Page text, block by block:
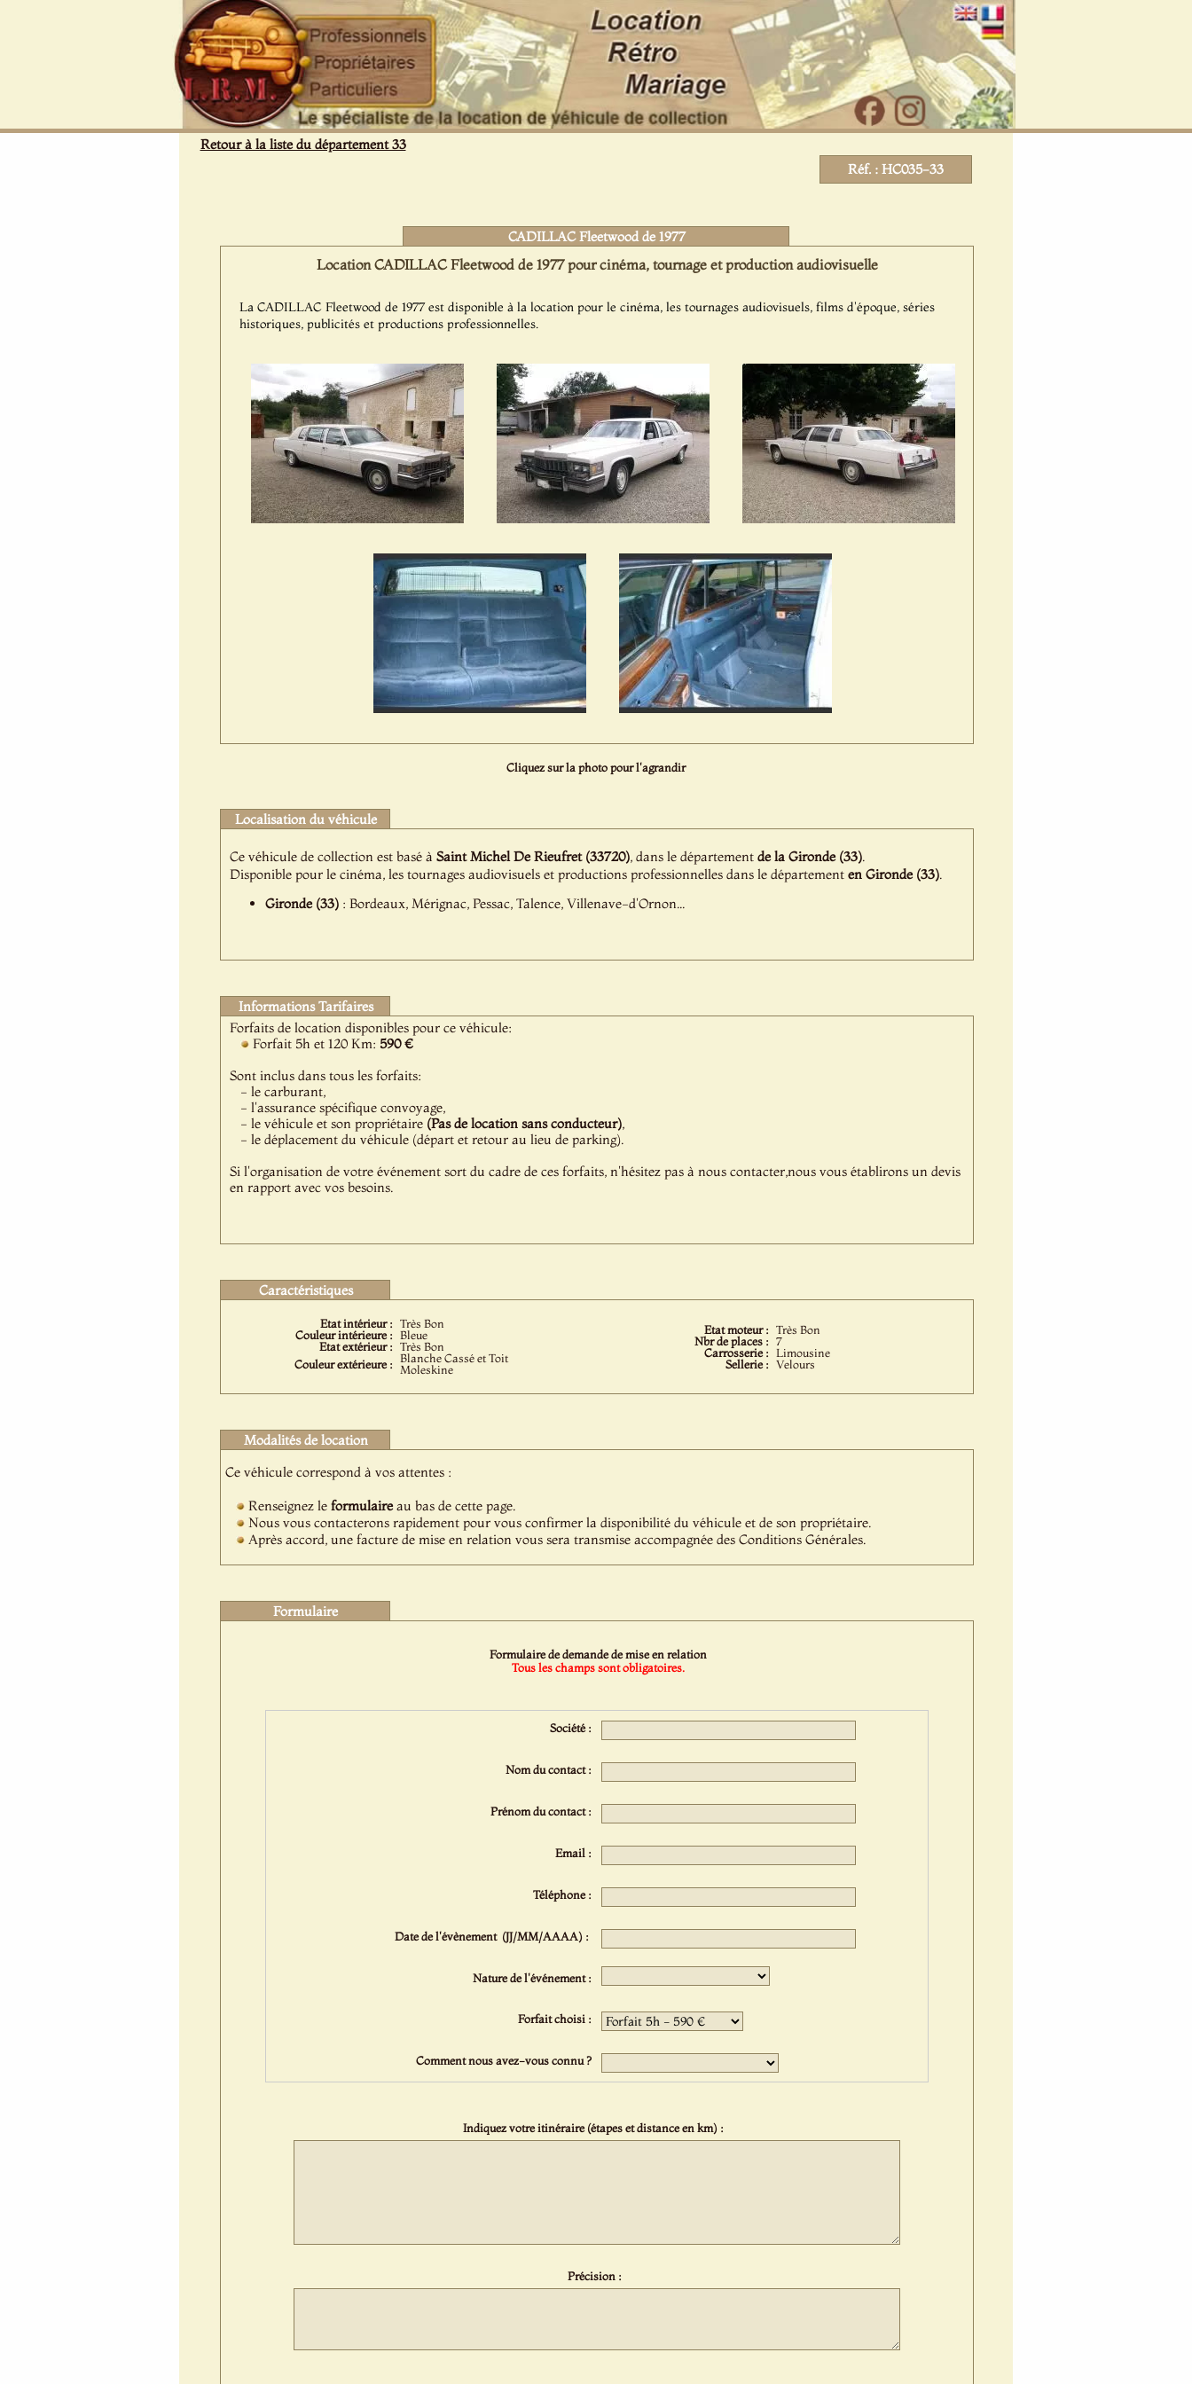
Retour à la liste du département 33
Réf. : HC035-33
CADILLAC Fleetwood de 1977
Location CADILLAC Fleetwood de 1977 pour cinéma, tournage et production audiovisuelle
La CADILLAC Fleetwood de 1977 est disponible à la location pour le cinéma, les tournages audiovisuels, films d'époque, séries
historiques, publicités et productions professionnelles.
Cliquez sur la photo pour l'agrandir
Localisation du véhicule
Ce véhicule de collection est basé à Saint Michel De Rieufret (33720), dans le département de la Gironde (33).
Disponible pour le cinéma, les tournages audiovisuels et productions professionnelles dans le département en Gironde (33).
Gironde (33): Bordeaux, Mérignac, Pessac, Talence, Villenave-d'Ornon...
Informations Tarifaires
Forfaits de location disponibles pour ce véhicule:
Forfait 5h et 120 Km: 590 €
Sont inclus dans tous les forfaits:
- le carburant,
- l'assurance spécifique convoyage,
- le véhicule et son propriétaire (Pas de location sans conducteur),
- le déplacement du véhicule (départ et retour au lieu de parking).
Si l'organisation de votre événement sort du cadre de ces forfaits, n'hésitez pas à nous contacter,nous vous établirons un devis
en rapport avec vos besoins.
Caractéristiques
Etat intérieur : Très Bon
Couleur intérieure : Bleue
Etat extérieur : Très Bon
Couleur extérieure : Blanche Cassé et Toit
Moleskine
Etat moteur : Très Bon
Nbr de places : 7
Carrosserie : Limousine
Sellerie : Velours
Modalités de location
Ce véhicule correspond à vos attentes :
Renseignez le formulaireau bas de cette page.
Nous vous contacterons rapidement pour vous confirmer la disponibilité du véhicule et de son propriétaire.
Après accord, une facture de mise en relation vous sera transmise accompagnée des Conditions Générales.
Formulaire
Formulaire de demande de mise en relation
Tous les champs sont obligatoires.
Société :
Nom du contact :
Prénom du contact :
Email :
Téléphone :
Date de l'évènement (JJ/MM/AAAA) :
Nature de l'événement :
Forfait choisi :
Comment nous avez-vous connu ?
Indiquez votre itinéraire (étapes et distance en km) :
Précision :
Panneau de gestion des cookies